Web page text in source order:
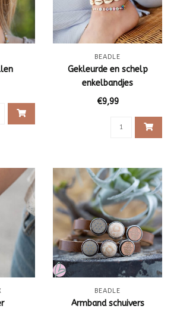
BEADLE
Gekleurde en schelp
enkelbandjes
€9,99
BEADLE
Armband schuivers